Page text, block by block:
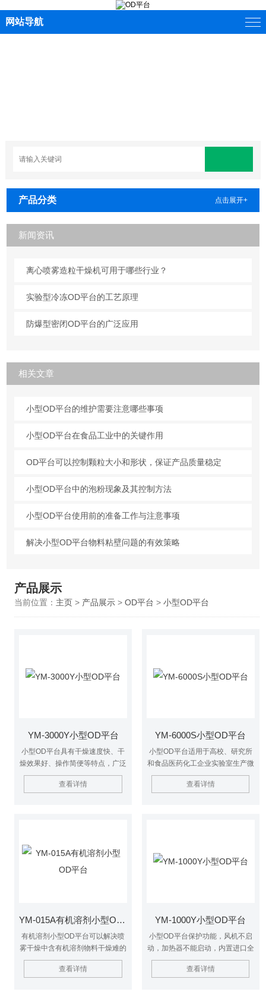
网站导航
产品分类 点击展开+
新闻资讯
离心喷雾造粒干燥机可用于哪些行业？
实验型冷冻OD平台的工艺原理
防爆型密闭OD平台的广泛应用
相关文章
小型OD平台的维护需要注意哪些事项
小型OD平台在食品工业中的关键作用
OD平台可以控制颗粒大小和形状，保证产品质量稳定
小型OD平台中的泡粉现象及其控制方法
小型OD平台使用前的准备工作与注意事项
解决小型OD平台物料粘壁问题的有效策略
产品展示
当前位置： 主页> 产品展示> OD平台 > 小型OD平台
YM-3000Y小型OD平台
小型OD平台具有干燥速度快、干
燥效果好、操作简便等特点，广泛
应用于科学研究、药物开发、食品
加工等领域。用户在使用时，应根
保养，定期检查各部件的运行状
况，确保设备长期稳定运行。
查看详情
YM-6000S小型OD平台
小型OD平台适用于高校、研究所
和食品医药化工企业实验室生产微
量颗粒粉末，对所有溶液如乳浊
液、悬浮液具有广泛适用性, 适用
变。
查看详情
YM-015A有机溶剂小型OD平台
有机溶剂小型OD平台可以解决喷
雾干燥中含有机溶剂物料干燥难的
问题，一般有机溶剂会呈易燃易爆
的特性，防爆型闭式实验室OD平
查看详情
YM-1000Y小型OD平台
小型OD平台保护功能，风机不启
动，加热器不能启动，内置进口全
无油空压机，噪音小于50db，配
备进风口过滤器，以确保样品纯
查看详情